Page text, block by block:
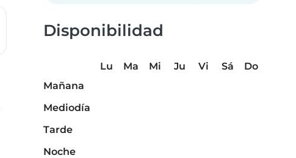
Disponibilidad
Lu Ma Mi Ju Vi Sá
Do
Mañana
Mediodía
Tarde
Noche